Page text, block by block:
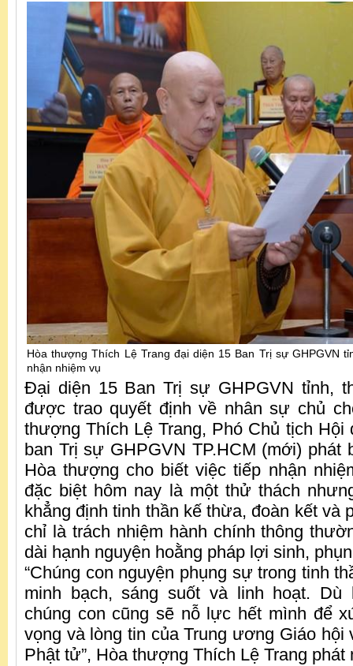
Hòa thượng Thích Lệ Trang đại diện 15 Ban Trị sự GHPGVN
nhận nhiệm vụ
Đại diện 15 Ban Trị sự GHPGVN tỉnh,
được trao quyết định về nhân sự chủ
thượng Thích Lệ Trang, Phó Chủ tịch Hội
ban Trị sự GHPGVN TP.HCM (mới) phát
Hòa thượng cho biết việc tiếp nhận
đặc biệt hôm nay là một thử thách
khẳng định tinh thần kế thừa, đoàn kết và
chỉ là trách nhiệm hành chính thông
dài hạnh nguyện hoằng pháp lợi sinh,
“Chúng con nguyện phụng sự trong tinh
minh bạch, sáng suốt và linh hoạt. Dù
chúng con cũng sẽ nỗ lực hết mình để
vọng và lòng tin của Trung ương Giáo hội
Phật tử”, Hòa thượng Thích Lệ Trang phát